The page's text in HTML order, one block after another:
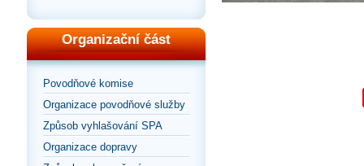
Organizační část
Povodňové komise
Organizace povodňové služby
Způsob vyhlašování SPA
Organizace dopravy